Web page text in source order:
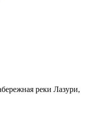
реки Лазури,